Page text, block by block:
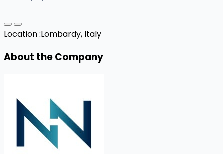
Location :Lombardy, Italy
About the Company